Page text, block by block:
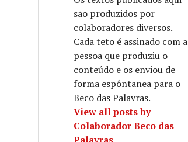
são produzidos por
colaboradores diversos.
Cada teto é assinado com a
pessoa que produziu o
conteúdo e os enviou de
forma espôntanea para o
Beco das Palavras.
View all posts by
Colaborador Beco das